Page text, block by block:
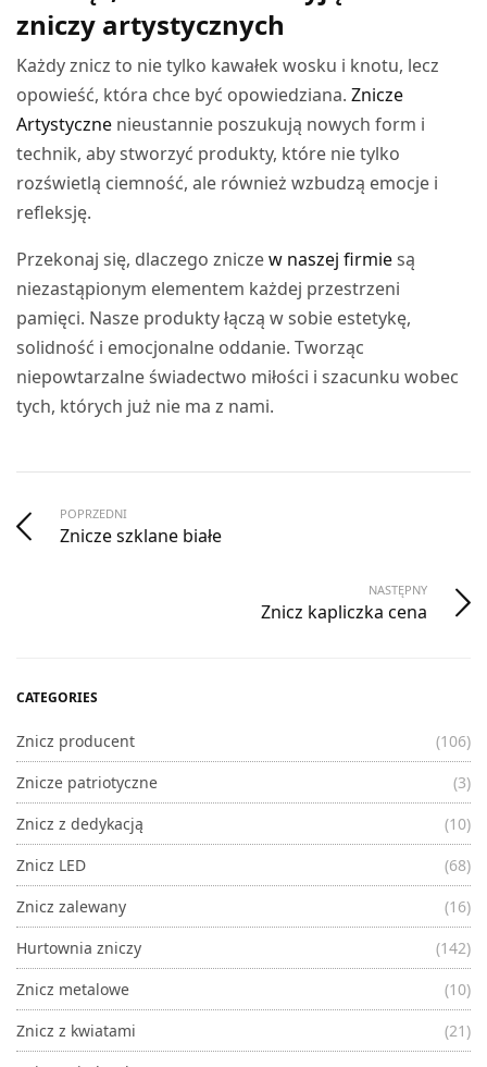
zniczy artystycznych
Każdy znicz to nie tylko kawałek wosku i knotu, lecz
opowieść, która chce być opowiedziana.Znicze
Artystyczne nieustannie poszukują nowych form i
technik, aby stworzyć produkty, które nie tylko
rozświetlą ciemność, ale również wzbudzą emocje i
refleksję.
Przekonaj się, dlaczego zniczew naszej firmiesą
niezastąpionym elementem każdej przestrzeni
pamięci. Nasze produkty łączą w sobie estetykę,
solidność i emocjonalne oddanie. Tworząc
niepowtarzalne świadectwo miłości i szacunku wobec
tych, których już nie ma z nami.
POPRZEDNI
Znicze szklane białe
NASTĘPNY
Znicz kapliczka cena
CATEGORIES
Znicz producent
(106)
Znicze patriotyczne
(3)
Znicz z dedykacją
(10)
Znicz LED
(68)
Znicz zalewany
(16)
Hurtownia zniczy
(142)
Znicz metalowe
(10)
Znicz z kwiatami
(21)